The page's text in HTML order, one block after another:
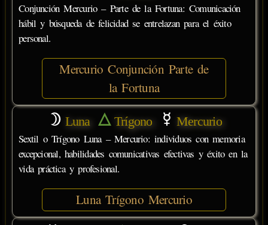
Conjunción Mercurio – Parte de la Fortuna: Comunicación
hábil y búsqueda de felicidad se entrelazan para el éxito
personal.
Mercurio Conjunción Parte de
la Fortuna
Luna Trígono Mercurio
Sextil o Trígono Luna – Mercurio: individuos con memoria
excepcional, habilidades comunicativas efectivas y éxito en la
vida práctica y profesional.
Luna Trígono Mercurio